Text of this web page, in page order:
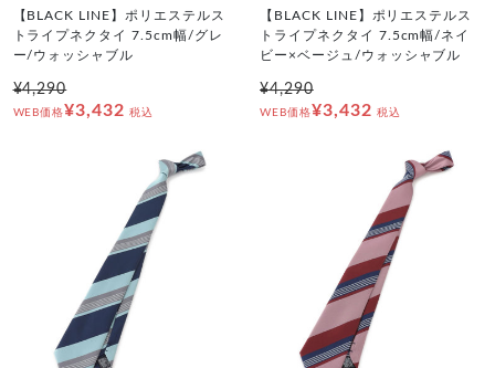
【BLACK LINE】ポリエステルス
トライプネクタイ 7.5cm幅/グレ
ー/ウォッシャブル
¥4,290
WEB価格¥3,432 税込
【BLACK LINE】ポリエステルス
トライプネクタイ 7.5cm幅/ネイ
ビー×ベージュ/ウォッシャブル
¥4,290
WEB価格¥3,432 税込